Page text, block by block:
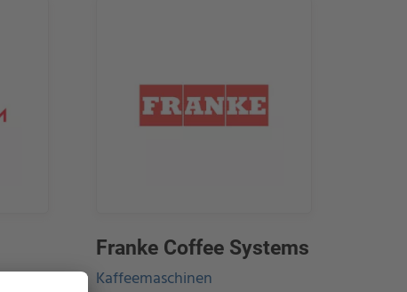
Franke Coffee Systems
Kaffeemaschinen